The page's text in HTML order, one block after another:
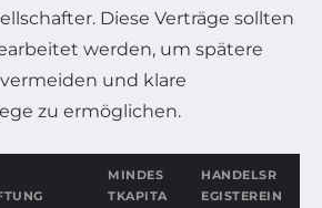
Diese Verträge sollten
werden, um spätere
und klare
zu ermöglichen.
MINDES
TKAPITA
HANDELSR
EGISTEREIN